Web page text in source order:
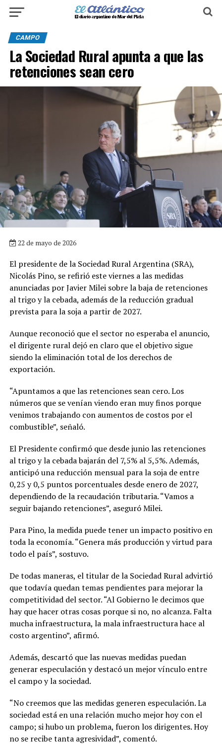
CAMPO
La Sociedad Rural apunta a que las
retenciones sean cero
22 de mayo de 2026
El presidente de la Sociedad Rural Argentina (SRA),
Nicolás Pino, se refirió este viernes a las medidas
anunciadas por Javier Milei sobre la baja de retenciones
al trigo y la cebada, además de la reducción gradual
prevista para la soja a partir de 2027.
Aunque reconoció que el sector no esperaba el anuncio,
el dirigente rural dejó en claro que el objetivo sigue
siendo la eliminación total de los derechos de
exportación.
“Apuntamos a que las retenciones sean cero. Los
números que se venían viendo eran muy finos porque
venimos trabajando con aumentos de costos por el
combustible”, señaló.
El Presidente confirmó que desde junio las retenciones
al trigo y la cebada bajarán del 7,5% al 5,5%. Además,
anticipó una reducción mensual para la soja de entre
0,25 y 0,5 puntos porcentuales desde enero de 2027,
dependiendo de la recaudación tributaria. “Vamos a
seguir bajando retenciones”, aseguró Milei.
Para Pino, la medida puede tener un impacto positivo en
toda la economía. “Genera más producción y virtud para
todo el país”, sostuvo.
De todas maneras, el titular de la Sociedad Rural advirtió
que todavía quedan temas pendientes para mejorar la
competitividad del sector. “Al Gobierno le decimos que
hay que hacer otras cosas porque si no, no alcanza. Falta
mucha infraestructura, la mala infraestructura hace al
costo argentino”, afirmó.
Además, descartó que las nuevas medidas puedan
generar especulación y destacó un mejor vínculo entre
el campo y la sociedad.
“No creemos que las medidas generen especulación. La
sociedad está en una relación mucho mejor hoy con el
campo; si hubo un problema, fueron los dirigentes. Hoy
no se recibe tanta agresividad”, comentó.